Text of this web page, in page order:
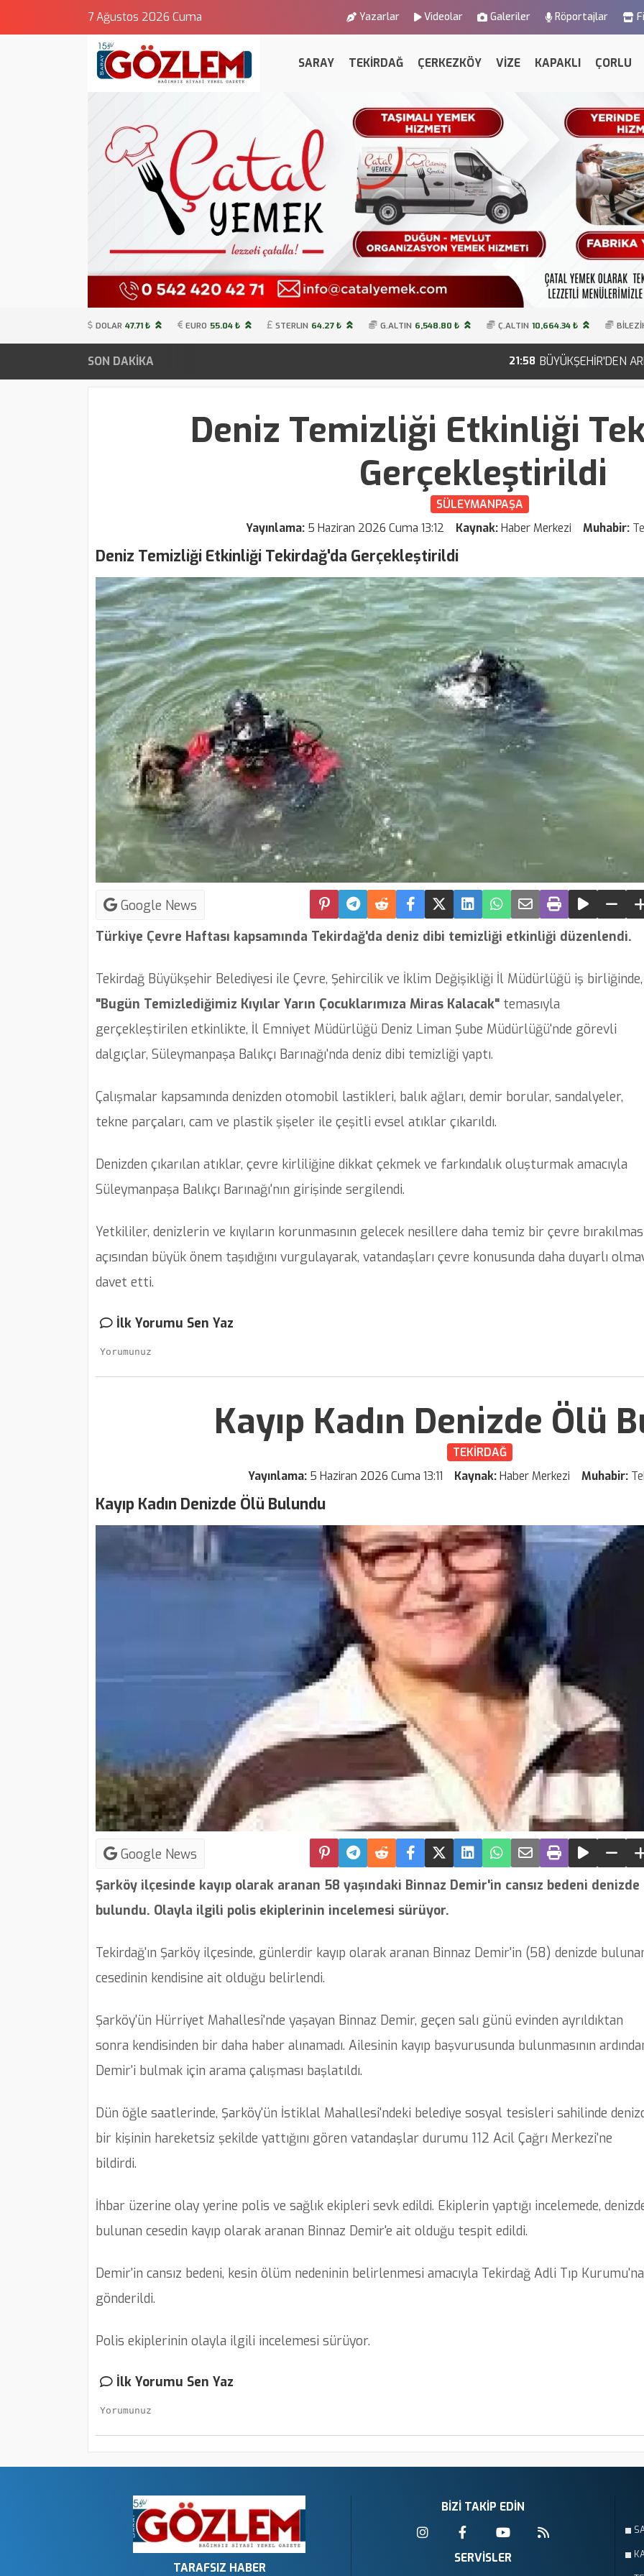
7 Ağustos 2026 Cuma Yazarlar Videolar Galeriler Röportajlar
SARAY TEKİRDAĞ ÇERKEZKÖY VİZE KAPAKLI ÇORLU
DOLAR 47.71 ₺ EURO 55.04 ₺ STERLIN 64.27 ₺ G.ALTIN 6,548.80 ₺ Ç.ALTIN 10,664.34 ₺
SON DAKİKA BÜYÜKŞEHİR'DEN ARI YAŞAM GÜCÜ İLE
Deniz Temizliği Etkinliği
Gerçekleştirildi
SÜLEYMANPAŞA
Yayınlama: 5 Haziran 2026 Cuma 13:12 Kaynak:Haber Merkezi Muhabir:
Deniz Temizliği Etkinliği Tekirdağ'da Gerçekleştirildi
Google News
Türkiye Çevre Haftası kapsamında Tekirdağ'da deniz dibi temizliği etkinliği düzenlendi.
Tekirdağ Büyükşehir Belediyesi ile Çevre, Şehircilik ve İklim Değişikliği İl Müdürlüğü iş birliğinde,
"Bugün Temizlediğimiz Kıyılar Yarın Çocuklarımıza Miras Kalacak" temasıyla
gerçekleştirilen etkinlikte, İl Emniyet Müdürlüğü Deniz Liman Şube Müdürlüğü'nde görevli
dalgıçlar, Süleymanpaşa Balıkçı Barınağı'nda deniz dibi temizliği yaptı.
Çalışmalar kapsamında denizden otomobil lastikleri, balık ağları, demir borular, sandalyeler,
tekne parçaları, cam ve plastik şişeler ile çeşitli evsel atıklar çıkarıldı.
Denizden çıkarılan atıklar, çevre kirliliğine dikkat çekmek ve farkındalık oluşturmak amacıyla
Süleymanpaşa Balıkçı Barınağı'nın girişinde sergilendi.
Yetkililer, denizlerin ve kıyıların korunmasının gelecek nesillere daha temiz bir çevre
açısından büyük önem taşıdığını vurgulayarak, vatandaşları çevre konusunda daha duyarlı
davet etti.
İlk Yorumu Sen Yaz
Kayıp Kadın Denizde Ölü
TEKİRDAĞ
Yayınlama: 5 Haziran 2026 Cuma 13:11 Kaynak: Haber Merkezi Muhabir:
Kayıp Kadın Denizde Ölü Bulundu
Google News
Şarköy ilçesinde kayıp olarak aranan 58 yaşındaki Binnaz Demir'in cansız bedeni denizde
bulundu. Olayla ilgili polis ekiplerinin incelemesi sürüyor.
Tekirdağ'ın Şarköy ilçesinde, günlerdir kayıp olarak aranan Binnaz Demir'in (58) denizde
cesedinin kendisine ait olduğu belirlendi.
Şarköy'ün Hürriyet Mahallesi'nde yaşayan Binnaz Demir, geçen salı günü evinden ayrıldıktan
sonra kendisinden bir daha haber alınamadı. Ailesinin kayıp başvurusunda bulunmasının
Demir'i bulmak için arama çalışması başlatıldı.
Dün öğle saatlerinde, Şarköy'ün İstiklal Mahallesi'ndeki belediye sosyal tesisleri sahilinde
bir kişinin hareketsiz şekilde yattığını gören vatandaşlar durumu 112 Acil Çağrı Merkezi'ne
bildirdi.
İhbar üzerine olay yerine polis ve sağlık ekipleri sevk edildi. Ekiplerin yaptığı incelemede,
bulunan cesedin kayıp olarak aranan Binnaz Demir'e ait olduğu tespit edildi.
Demir'in cansız bedeni, kesin ölüm nedeninin belirlenmesi amacıyla Tekirdağ Adli Tıp Kurumu'na
gönderildi.
Polis ekiplerinin olayla ilgili incelemesi sürüyor.
İlk Yorumu Sen Yaz
TARAFSIZ HABER
BİZİ TAKİP EDİN
SERVİSLER